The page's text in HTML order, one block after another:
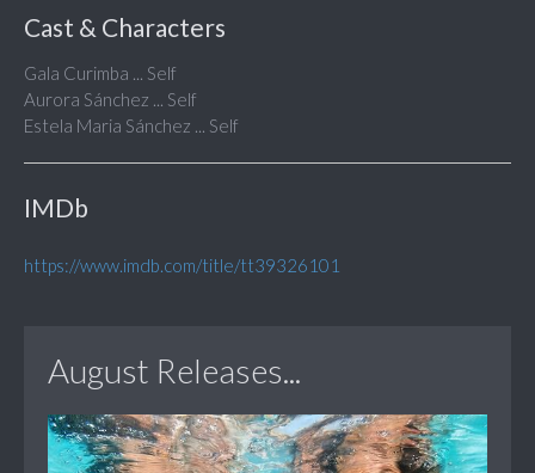
Cast & Characters
Gala Curimba ... Self
Aurora Sánchez ... Self
Estela Maria Sánchez ... Self
IMDb
https://www.imdb.com/title/tt39326101
August Releases...